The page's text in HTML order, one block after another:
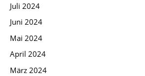
Juli 2024
Juni 2024
Mai 2024
April 2024
März 2024